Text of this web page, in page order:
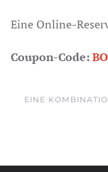
Eine Online-
Coupon-Code:
EINE